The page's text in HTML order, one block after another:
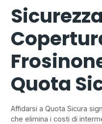
Quota
Affidarsi a Quota Sicura
che elimina i costi di